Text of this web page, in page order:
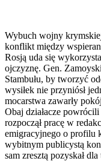
Wybuch wojny
konflikt między
Rosją uda się
ojczyznę. Gen.
Stambułu, by tworzyć
wysiłek nie przyniósł
mocarstwa zawarły
Obaj działacze
rozpoczął pracę w
emigracyjnego o profilu
wybitnym publicystą
sam zresztą pozyskał dla